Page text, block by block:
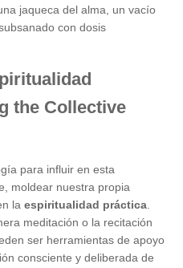
jaqueca del alma, un vacío
con dosis
the Collective
para influir en esta
moldear nuestra propia
la espiritualidad práctica
meditación o la recitación
ser herramientas de apoyo
consciente y deliberada de